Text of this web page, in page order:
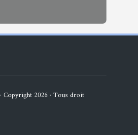
· Copyright 2026 · Tous droit